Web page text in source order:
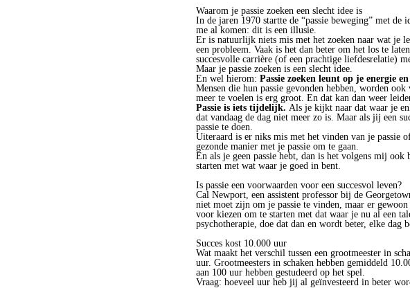
Waarom je passie zoeken een slecht idee is
In de jaren 1970 startte de “passie beweging” met
me al komen: dit is een illusie.
Er is natuurlijk niets mis met het zoeken naar wat je
een probleem. Vaak is het dan beter om het los te
succesvolle carrière (of een prachtige liefdesrelatie)
Maar je passie zoeken is een slecht idee.
En wel hierom: Passie zoeken leunt op je energie
Mensen die hun passie gevonden hebben, worden
meer te voelen is erg groot. En dat kan dan weer
Passie is iets tijdelijk. Als je kijkt naar dat waar je
dat vandaag de dag niet meer zo is. Maar als jij een
passie te doen.
Uiteraard is er niks mis met het vinden van je passie
gezonde manier met je passie om te gaan.
En als je geen passie hebt, dan is het volgens mij
starten met wat waar je goed in bent.
Is passie een voorwaarden voor een succesvol leven?
Cal Newport, een assistent professor bij de
niet moet zijn om je passie te vinden, maar er
voor kiezen om te starten met dat waar je nu al een
psychotherapie, doe dat dan en wordt beter, elke dag
Succes kost 10.000 uur
Wat maakt het verschil tussen een grootmeester in
uur. Grootmeesters in schaken hebben gemiddeld
aan 100 uur hebben gestudeerd op het spel.
Vraag: hoeveel uur heb jij al geïnvesteerd in beter